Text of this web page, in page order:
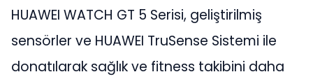
HUAWEI WATCH GT 5 Serisi, geliştirilmiş
sensörler ve HUAWEI TruSense Sistemi ile
donatılarak sağlık ve fitness takibini daha